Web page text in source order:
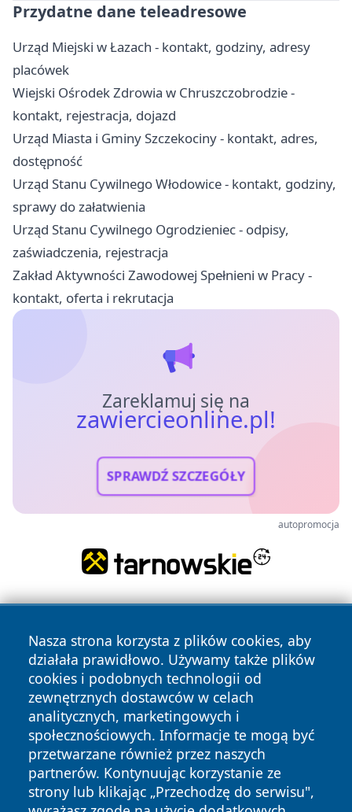
Przydatne dane teleadresowe
Urząd Miejski w Łazach - kontakt, godziny, adresy
placówek
Wiejski Ośrodek Zdrowia w Chruszczobrodzie -
kontakt, rejestracja, dojazd
Urząd Miasta i Gminy Szczekociny - kontakt, adres,
dostępność
Urząd Stanu Cywilnego Włodowice - kontakt, godziny,
sprawy do załatwienia
Urząd Stanu Cywilnego Ogrodzieniec - odpisy,
zaświadczenia, rejestracja
Zakład Aktywności Zawodowej Spełnieni w Pracy -
kontakt, oferta i rekrutacja
Zareklamuj się na
zawiercieonline.pl!
SPRAWDŹ SZCZEGÓŁY
autopromocja
Nasza strona korzysta z plików cookies, aby
działała prawidłowo. Używamy także plików
cookies i podobnych technologii od
zewnętrznych dostawców w celach
analitycznych, marketingowych i
społecznościowych. Informacje te mogą być
przetwarzane również przez naszych
partnerów. Kontynuując korzystanie ze
strony lub klikając „Przechodzę do serwisu",
Copyright © 2026 zawiercieonline.pl Wszystkie prawa
zastrzeżone.
News Autorzy
Polityka
Prywatności
Polityka
Cookies